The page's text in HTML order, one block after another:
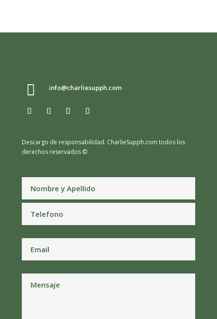
 info@charliesupph.com
Descargo de responsabilidad. CharlieSupph.com todos los
derechos reservados ©